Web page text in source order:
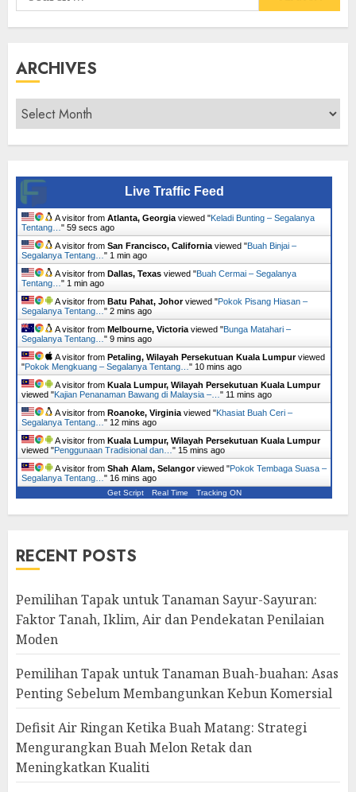
for:
ARCHIVES
Archives
Live Traffic Feed
A visitor from Atlanta, Georgia viewed "Keladi Bunting – Segalanya
Tentang… " 1 min ago
A visitor from San Francisco, California viewed "Buah Binjai –
Segalanya Tentang… " 1 min ago
A visitor from Dallas, Texas viewed "Buah Cermai – Segalanya
Tentang… " 1 min ago
A visitor from Batu Pahat, Johorviewed "Pokok Pisang Hiasan –
Segalanya Tentang… " 2 mins ago
A visitor from Melbourne, Victoria viewed "Bunga Matahari –
Segalanya Tentang… " 9 mins ago
A visitor from Petaling, Wilayah Persekutuan Kuala Lumpurviewed
"Pokok Mengkuang – Segalanya Tentang… " 10 mins ago
A visitor from Kuala Lumpur, Wilayah Persekutuan Kuala Lumpur
viewed "Kajian Penanaman Bawang di Malaysia –… " 11 mins ago
A visitor from Roanoke, Virginia viewed "Khasiat Buah Ceri –
Segalanya Tentang… " 12 mins ago
A visitor from Kuala Lumpur, Wilayah Persekutuan Kuala Lumpur
viewed "Penggunaan Tradisional dan… " 15 mins ago
A visitor from Shah Alam, Selangorviewed "Pokok Tembaga Suasa –
Segalanya Tentang… " 16 mins ago
Get Script Real Time Tracking ON
RECENT POSTS
Pemilihan Tapak untuk Tanaman Sayur-Sayuran:
Faktor Tanah, Iklim, Air dan Pendekatan Penilaian
Moden
Pemilihan Tapak untuk Tanaman Buah-buahan: Asas
Penting Sebelum Membangunkan Kebun Komersial
Defisit Air Ringan Ketika Buah Matang: Strategi
Mengurangkan Buah Melon Retak dan
Meningkatkan Kualiti